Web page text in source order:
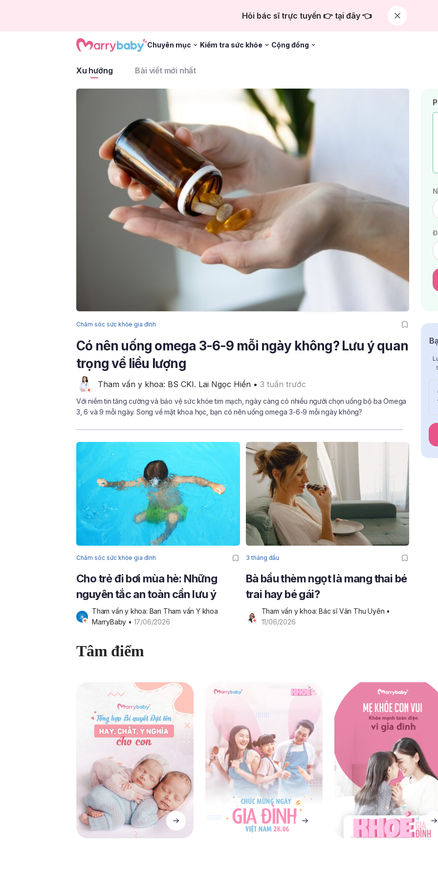
Hỏi bác sĩ trực tuyến 👉 tại đây 👈
Chuyên mục Kiểm tra sức khỏe Cộng đồng
Xu hướng Bài viết mới nhất
Chăm sóc sức khỏe gia đình
Có nên uống omega 3-6-9 mỗi ngày không? Lưu ý quan
trọng về liều lượng
Tham vấn y khoa: BS CKI. Lai Ngọc Hiền • 3 tuần trước
Với niềm tin tăng cường và bảo vệ sức khỏe tim mạch, ngày càng có nhiều người chọn uống bộ ba Omega
3, 6 và 9 mỗi ngày. Song về mặt khoa học, bạn có nên uống omega 3-6-9 mỗi ngày không?
Chăm sóc sức khỏe gia đình
Cho trẻ đi bơi mùa hè: Những
nguyên tắc an toàn cần lưu ý
Tham vấn y khoa: Ban Tham vấn Y khoa
MarryBaby • 17/06/2026
3 tháng đầu
Bà bầu thèm ngọt là mang thai bé
trai hay bé gái?
Tham vấn y khoa: Bác sĩ Văn Thu Uyên
11/06/2026
Tâm điểm